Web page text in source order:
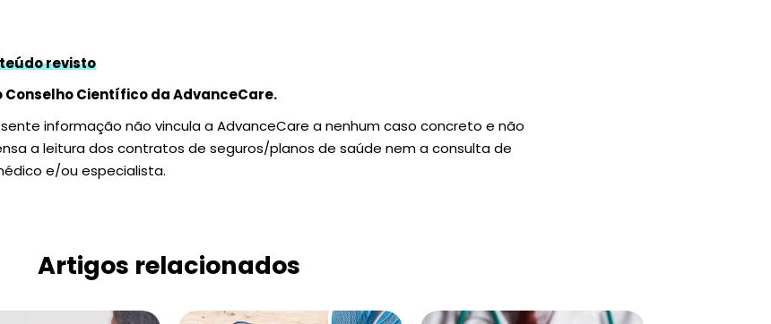
revisto
Conselho Científico da AdvanceCare.
informação não vincula a AdvanceCare a nenhum caso concreto e não
a leitura dos contratos de seguros/planos de saúde nem a consulta de
e/ou especialista.
Artigos relacionados